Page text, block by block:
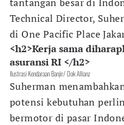
Technical Director,
di One Pacific Place
<h2>Kerja sama
asuransi RI </h2>
Ilustrasi Kendaraan Banjir/ Dok Allianz
Suherman
potensi kebutuhan
bermotor di pasar